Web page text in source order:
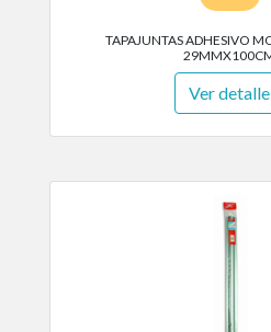
TAPAJUNTAS ADHESIVO
Ver detalle